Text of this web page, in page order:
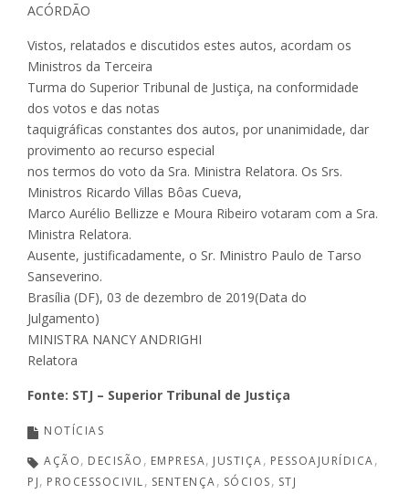
ACÓRDÃO
Vistos, relatados e discutidos estes autos, acordam os
Ministros da Terceira
Turma do Superior Tribunal de Justiça, na conformidade
dos votos e das notas
taquigráficas constantes dos autos, por unanimidade, dar
provimento ao recurso especial
nos termos do voto da Sra. Ministra Relatora. Os Srs.
Ministros Ricardo Villas Bôas Cueva,
Marco Aurélio Bellizze e Moura Ribeiro votaram com a Sra.
Ministra Relatora.
Ausente, justificadamente, o Sr. Ministro Paulo de Tarso
Sanseverino.
Brasília (DF), 03 de dezembro de 2019(Data do
Julgamento)
MINISTRA NANCY ANDRIGHI
Relatora
Fonte: STJ – Superior Tribunal de Justiça
NOTÍCIAS
AÇÃO
DECISÃO EMPRESA JUSTIÇA
PESSOAJURÍDICA
PJ
PROCESSOCIVIL SENTENÇA SÓCIOS STJ